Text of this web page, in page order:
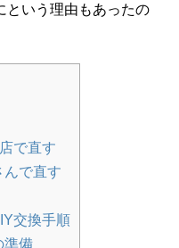
という理由もあったの
で直す
んで直す
交換手順
準備